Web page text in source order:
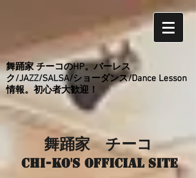
舞踊家 チーコのHP。バーレス
ク/JAZZ/SALSA/ショーダンス/Dance Lesson
情報。初心者大歓迎！
舞踊家 チーコ
Chi-ko's Official site